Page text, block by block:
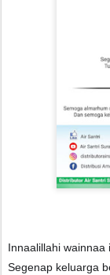
Innaalillahi wainnaa
Segenap keluarga